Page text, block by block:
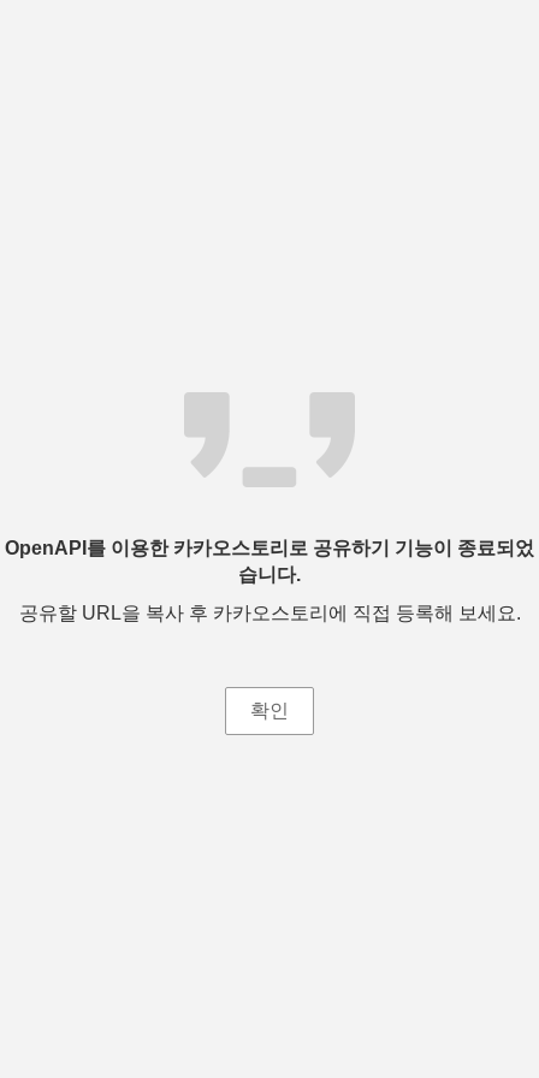
OpenAPI를 이용한 카카오스토리로 공유하기 기능이 종료되었
습니다.
공유할 URL을 복사 후 카카오스토리에 직접 등록해 보세요.
확인